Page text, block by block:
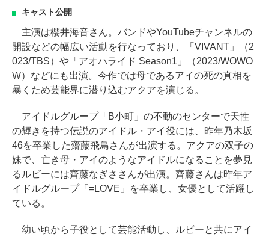
キャスト公開
主演は櫻井海音さん。バンドやYouTubeチャンネルの
開設などの幅広い活動を行なっており、「VIVANT」（2
023/TBS）や「アオハライド Season1」（2023/WOWO
W）などにも出演。今作では母であるアイの死の真相を
暴くため芸能界に潜り込むアクアを演じる。
アイドルグループ「B小町」の不動のセンターで天性
の輝きを持つ伝説のアイドル・アイ役には、昨年乃木坂
46を卒業した齋藤飛鳥さんが出演する。アクアの双子の
妹で、亡き母・アイのようなアイドルになることを夢見
るルビーには齊藤なぎささんが出演。齊藤さんは昨年ア
イドルグループ「=LOVE」を卒業し、女優として活躍し
ている。
幼い頃から子役として芸能活動し、ルビーと共にアイ